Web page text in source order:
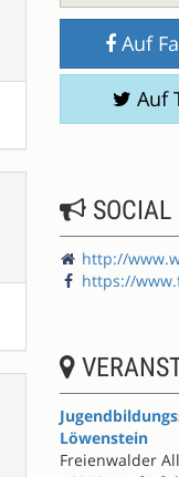
Auf
Auf
SOCIAL
http://www.wir-falken.de/
https://
Löwenstein
Freienwalder